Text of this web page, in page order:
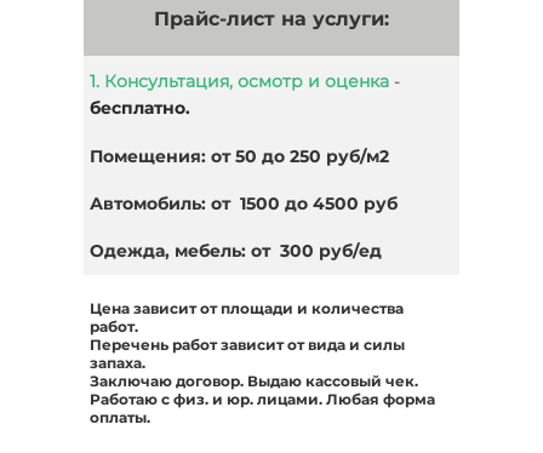
Прайс-лист на услуги:
1. Консультация, осмотр и оценка -
бесплатно.
Помещения: от 50 до 250 руб/м2
Автомобиль: от 1500 до 4500 руб
Одежда, мебель: от 300 руб/ед
Цена зависит от площади и количества
работ.
Перечень работ зависит от вида и силы
запаха.
Заключаю договор. Выдаю кассовый чек.
Работаю с физ. и юр. лицами. Любая форма
оплаты.